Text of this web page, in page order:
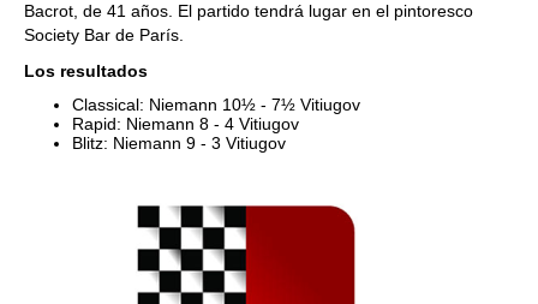
Bacrot, de 41 años. El partido tendrá lugar en el pintoresco
Society Bar de París.
Los resultados
Classical: Niemann 10½ - 7½ Vitiugov
Rapid: Niemann 8 - 4 Vitiugov
Blitz: Niemann 9 - 3 Vitiugov